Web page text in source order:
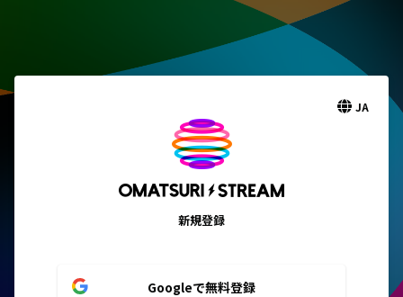
JA
新規登録
Googleで無料登録